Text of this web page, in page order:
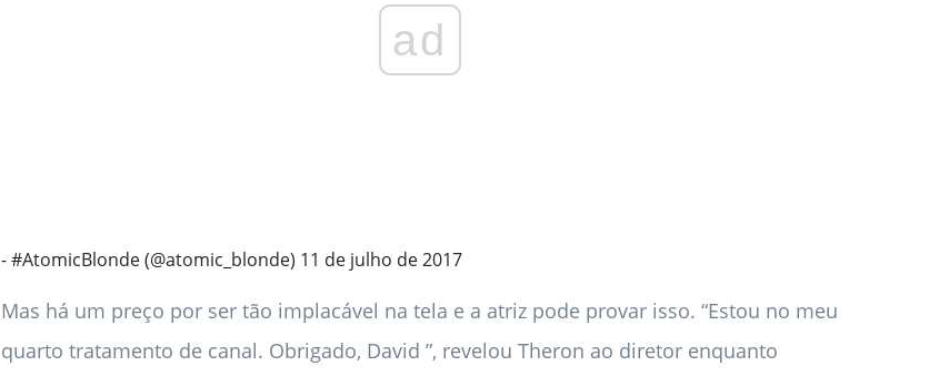
ad
- #AtomicBlonde (@atomic_blonde) 11 de julho de 2017
Mas há um preço por ser tão implacável na tela e a atriz pode provar isso. “Estou no meu
quarto tratamento de canal. Obrigado, David ”, revelou Theron ao diretor enquanto